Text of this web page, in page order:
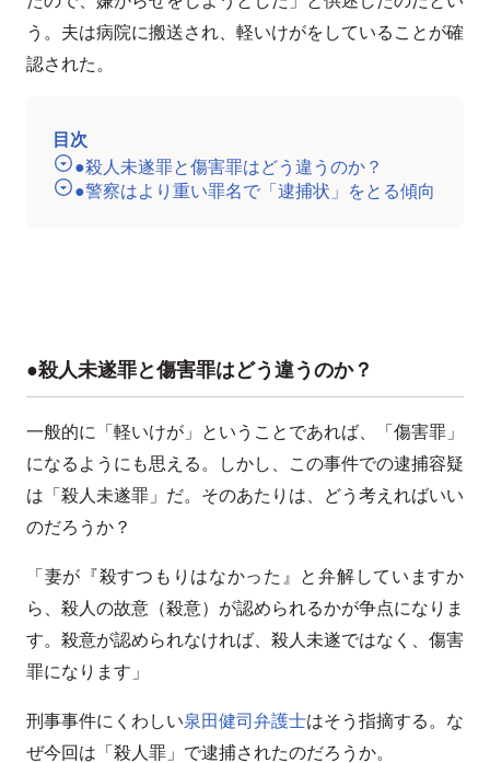
う。夫は病院に搬送され、軽いけがをしていることが確
認された。
目次
●殺人未遂罪と傷害罪はどう違うのか？
●警察はより重い罪名で「逮捕状」をとる傾向
●殺人未遂罪と傷害罪はどう違うのか？
一般的に「軽いけが」ということであれば、「傷害罪」
になるようにも思える。しかし、この事件での逮捕容疑
は「殺人未遂罪」だ。そのあたりは、どう考えればいい
のだろうか？
「妻が『殺すつもりはなかった』と弁解していますか
ら、殺人の故意（殺意）が認められるかが争点になりま
す。殺意が認められなければ、殺人未遂ではなく、傷害
罪になります」
刑事事件にくわしい泉田健司弁護士はそう指摘する。な
ぜ今回は「殺人罪」で逮捕されたのだろうか。